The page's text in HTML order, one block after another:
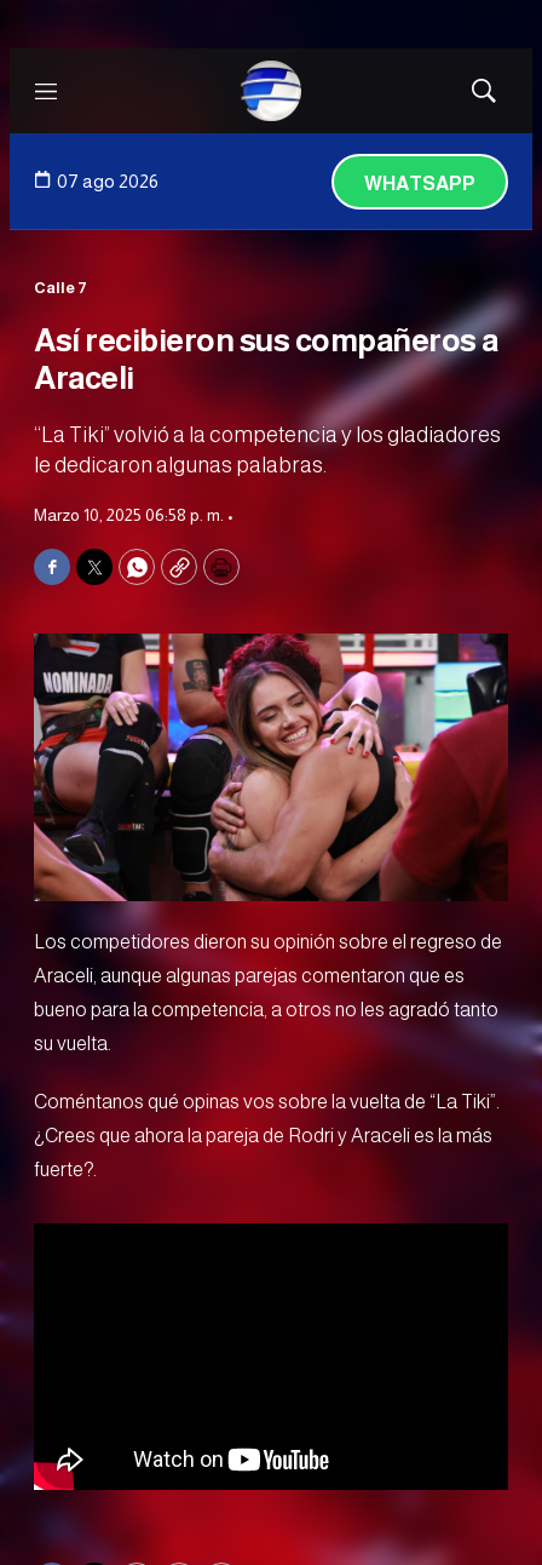
Menú
Mostrar
07 ago 2026 WHATSAPP
Calle 7
Así recibieron sus compañeros a
Araceli
“La Tiki” volvió a la competencia y los gladiadores
le dedicaron algunas palabras.
Marzo 10, 2025 06:58 p. m. •
Facebook
TwitterWhatsApp
CopyPrint
Los competidores dieron su opinión sobre el regreso de
Araceli, aunque algunas parejas comentaron que es
bueno para la competencia, a otros no les agradó tanto
su vuelta.
Coméntanos qué opinas vos sobre la vuelta de “La Tiki”.
¿Crees que ahora la pareja de Rodri y Araceli es la más
fuerte?.